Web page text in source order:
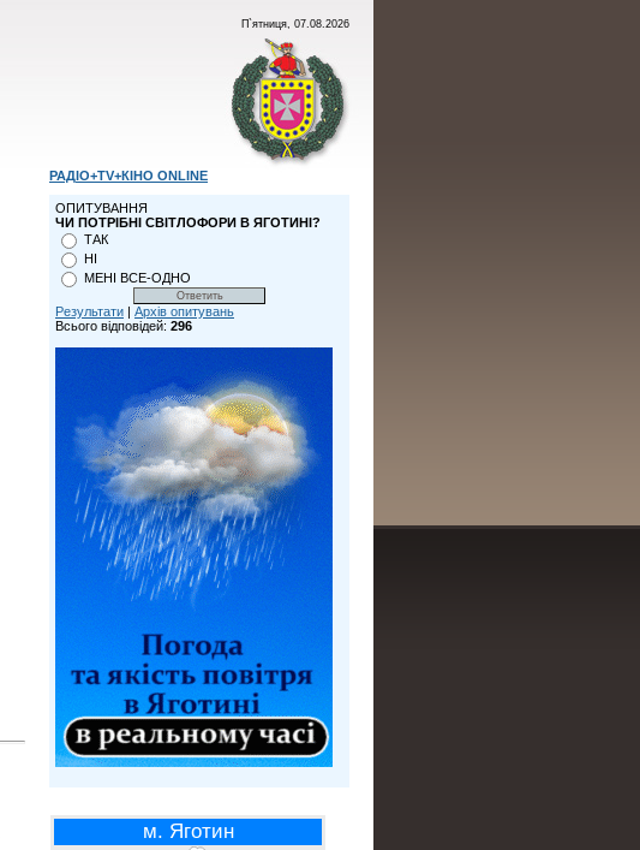
П`ятниця, 07.08.2026
РАДІО+TV+КІНО ONLINE
ОПИТУВАННЯ
ЧИ ПОТРІБНІ СВІТЛОФОРИ В ЯГОТИНІ?
ТАК
НІ
МЕНІ ВСЕ-ОДНО
Результати | Архів опитувань
Всього відповідей: 296
м. Яготин